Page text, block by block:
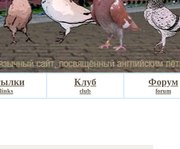
links
Клуб
club
Форум
forum